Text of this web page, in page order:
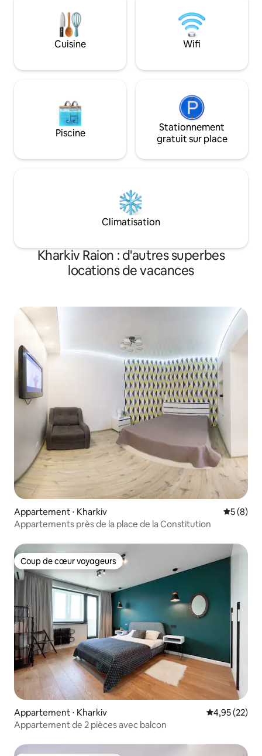
système d'accès par code. Une
connexion Wi-Fi haut débit est
disponible. Le complexe est situé au
7ème étage avec un ascenseur jusqu' à
litres, d'un four à
sèche-cheveux,
dispose
Fi stable.
Cuisine Wifi
Piscine
Stationnement
gratuit sur place
Climatisation
Kharkiv Raion : d'autres superbes
locations de vacances
Appartement ⋅ Kharkiv
5 (8)
Appartements près de la place de la Constitution
Coup de cœur voyageurs
Coup de cœur voyageurs
Appartement ⋅ Kharkiv Évaluation
4,95 (22)
Appartement de 2 pièces avec balcon